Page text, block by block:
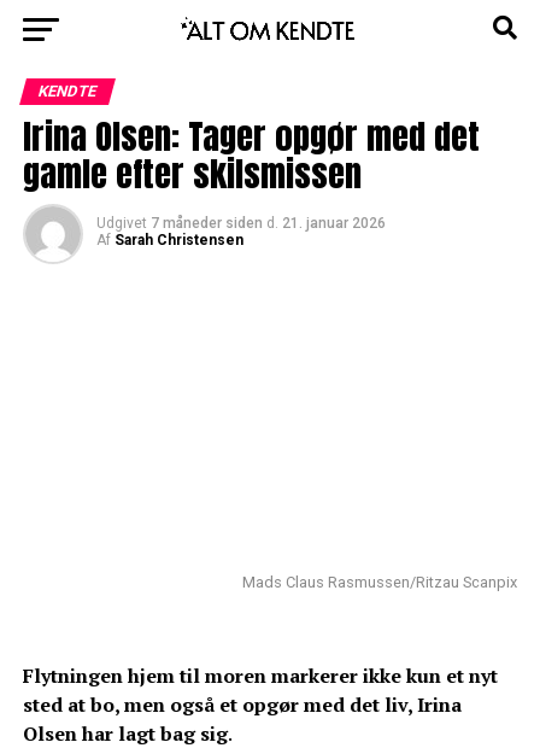
KENDTE
Irina Olsen: Tager opgør med det
gamle efter skilsmissen
Udgivet 7 måneder siden d. 21. januar 2026
Af Sarah Christensen
Mads Claus Rasmussen/Ritzau Scanpix
Flytningen hjem til moren markerer ikke kun et nyt
sted at bo, men også et opgør med det liv, Irina
Olsen har lagt bag sig.